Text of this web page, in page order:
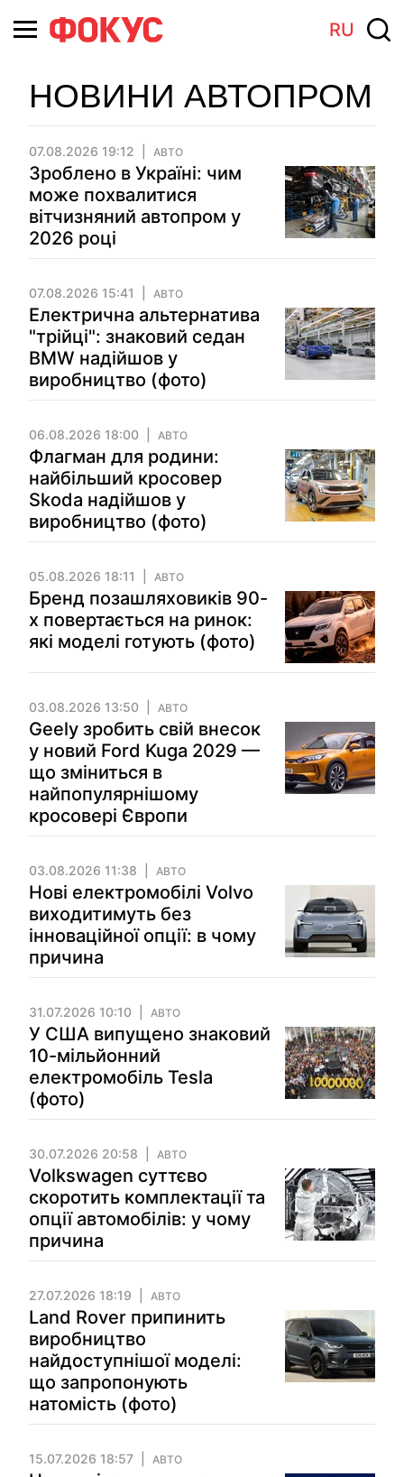
RU
НОВИНИ АВТОПРОМ
07.08.2026 19:12 АВТО
Зроблено в Україні: чим
може похвалитися
вітчизняний автопром у
2026 році
07.08.2026 15:41 АВТО
Електрична альтернатива
"трійці": знаковий седан
BMW надійшов у
виробництво (фото)
06.08.2026 18:00 АВТО
Флагман для родини:
найбільший кросовер
Skoda надійшов у
виробництво (фото)
05.08.2026 18:11 АВТО
Бренд позашляховиків 90-
х повертається на ринок:
які моделі готують (фото)
03.08.2026 13:50 АВТО
Geely зробить свій внесок
у новий Ford Kuga 2029 —
що зміниться в
найпопулярнішому
кросовері Європи
03.08.2026 11:38 АВТО
Нові електромобілі Volvo
виходитимуть без
інноваційної опції: в чому
причина
31.07.2026 10:10 АВТО
У США випущено знаковий
10-мільйонний
електромобіль Tesla
(фото)
30.07.2026 20:58 АВТО
Volkswagen суттєво
скоротить комплектації та
опції автомобілів: у чому
причина
27.07.2026 18:19 АВТО
Land Rover припинить
виробництво
найдоступнішої моделі:
що запропонують
натомість (фото)
15.07.2026 18:57 АВТО